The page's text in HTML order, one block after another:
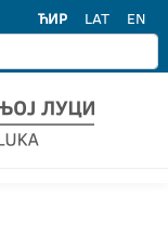
ЋИР LAT EN